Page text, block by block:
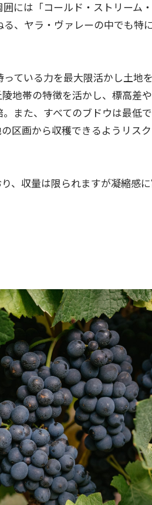
には「コールド・ストリーム
、ヤラ・ヴァレーの中でも特
ている力を最大限活かし土地
地帯の特徴を活かし、標高差
また、すべてのブドウは最低
区画から収穫できるようリス
、収量は限られますが凝縮感